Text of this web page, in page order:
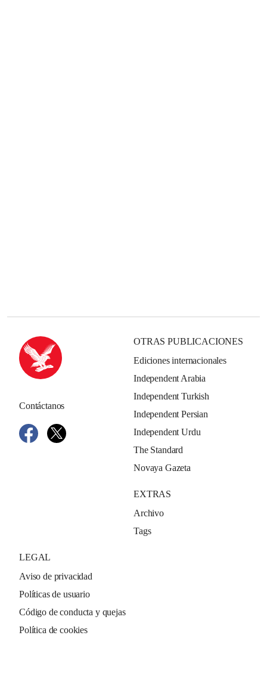
Contáctanos
OTRAS PUBLICACIONES
Ediciones internacionales
Independent Arabia
Independent Turkish
Independent Persian
Independent Urdu
The Standard
Novaya Gazeta
EXTRAS
Archivo
Tags
LEGAL
Aviso de privacidad
Políticas de usuario
Código de conducta y quejas
Política de cookies